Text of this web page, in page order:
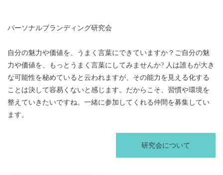
パーソナルブランディング研究会
自分の魅力や価値を、うまく言葉にできていますか？ご自分の魅
力や価値を、もっとうまく言葉にしてみませんか? 人は誰もが大き
な可能性を秘めていると云われますが、その能力を見える化する
ことは決して容易くないと感じます。だからこそ、習慣や環境を
整えていきたいですね。一緒に参加してくれる仲間を募集してい
ます。
研究会について